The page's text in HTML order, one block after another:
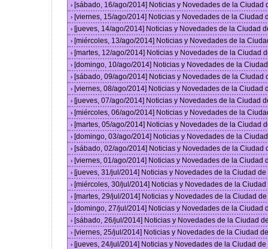
› [sábado, 16/ago/2014] Noticias y Novedades de la Ciudad
› [viernes, 15/ago/2014] Noticias y Novedades de la Ciudad
› [jueves, 14/ago/2014] Noticias y Novedades de la Ciudad
› [miércoles, 13/ago/2014] Noticias y Novedades de la
› [martes, 12/ago/2014] Noticias y Novedades de la Ciudad
› [domingo, 10/ago/2014] Noticias y Novedades de la
› [sábado, 09/ago/2014] Noticias y Novedades de la Ciudad
› [viernes, 08/ago/2014] Noticias y Novedades de la Ciudad
› [jueves, 07/ago/2014] Noticias y Novedades de la Ciudad
› [miércoles, 06/ago/2014] Noticias y Novedades de la
› [martes, 05/ago/2014] Noticias y Novedades de la Ciudad
› [domingo, 03/ago/2014] Noticias y Novedades de la
› [sábado, 02/ago/2014] Noticias y Novedades de la Ciudad
› [viernes, 01/ago/2014] Noticias y Novedades de la Ciudad
› [jueves, 31/jul/2014] Noticias y Novedades de la Ciudad
› [miércoles, 30/jul/2014] Noticias y Novedades de la
› [martes, 29/jul/2014] Noticias y Novedades de la Ciudad
› [domingo, 27/jul/2014] Noticias y Novedades de la Ciudad
› [sábado, 26/jul/2014] Noticias y Novedades de la Ciudad
› [viernes, 25/jul/2014] Noticias y Novedades de la Ciudad
› [jueves, 24/jul/2014] Noticias y Novedades de la Ciudad